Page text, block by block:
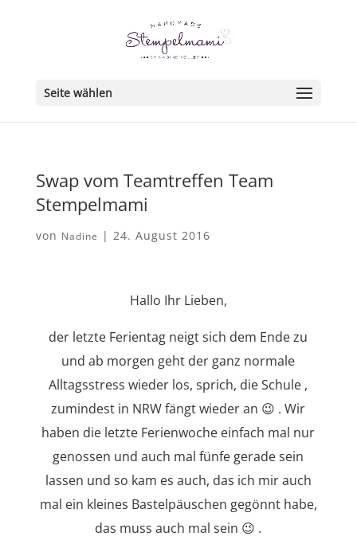
Seite wählen
Swap vom Teamtreffen Team
Stempelmami
von Nadine | 24. August 2016
Hallo Ihr Lieben,
der letzte Ferientag neigt sich dem Ende zu
und ab morgen geht der ganz normale
Alltagsstress wieder los, sprich, die Schule ,
zumindest in NRW fängt wieder an 😉 . Wir
haben die letzte Ferienwoche einfach mal nur
genossen und auch mal fünfe gerade sein
lassen und so kam es auch, das ich mir auch
mal ein kleines Bastelpäuschen gegönnt habe,
das muss auch mal sein 😉 .